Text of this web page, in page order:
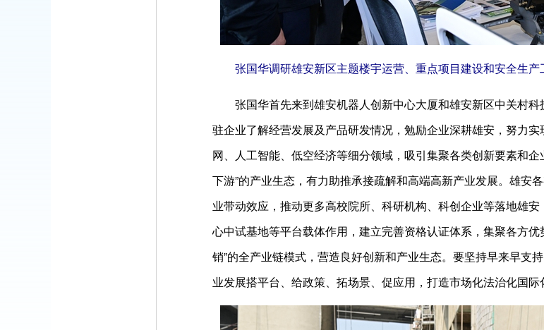
张国华调研雄安新区主题楼宇运营、重点项目建设和安全生
张国华首先来到雄安机器人创新中心大厦和雄安新区中关村科
驻企业了解经营发展及产品研发情况，勉励企业深耕雄安，努力
网、人工智能、低空经济等细分领域，吸引集聚各类创新要素和企
下游”的产业生态，有力助推承接疏解和高端高新产业发展。雄安
业带动效应，推动更多高校院所、科研机构、科创企业等落地雄
心中试基地等平台载体作用，建立完善资格认证体系，集聚各方
销”的全产业链模式，营造良好创新和产业生态。要坚持早来早支
业发展搭平台、给政策、拓场景、促应用，打造市场化法治化国